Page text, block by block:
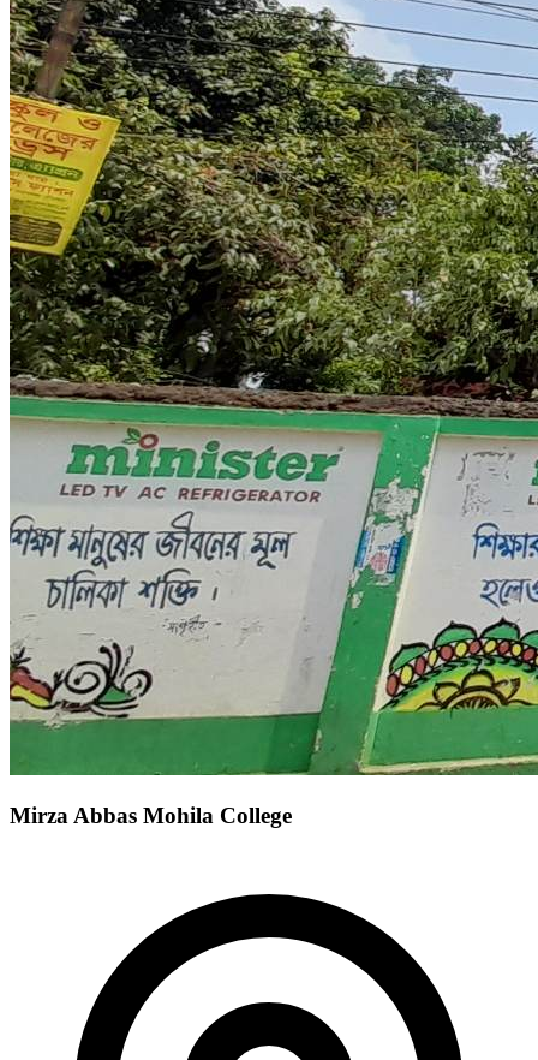
Mirza Abbas Mohila College